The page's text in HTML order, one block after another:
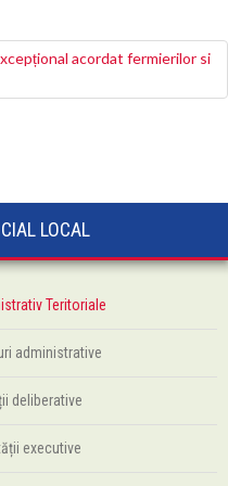
acordat fermierilor si
LOCAL
Teritoriale
administrative
deliberative
executive